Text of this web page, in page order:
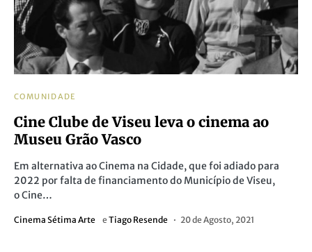
COMUNIDADE
Cine Clube de Viseu leva o cinema ao
Museu Grão Vasco
Em alternativa ao Cinema na Cidade, que foi adiado para
2022 por falta de financiamento do Município de Viseu,
o Cine…
Cinema Sétima Arte e Tiago Resende 20 de Agosto, 2021